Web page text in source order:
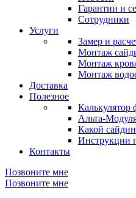
Гарантии и
Сотрудники
Услуги
Замер и
Монтаж
Монтаж
Монтаж
Доставка
Полезное
Калькулятор
Альта-
Какой
Инструкции
Контакты
Позвоните мне
Позвоните мне